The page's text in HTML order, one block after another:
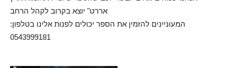
אררט" יוצא בקרוב לקהל הרחב
המעוניינים להזמין את הספר יכולים לפנות אלינו בטלפון:
0543999181